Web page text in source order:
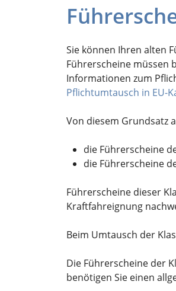
Sie können Ihren alten
Führerscheine müssen
Informationen zum
Pflichtumtausch in EU-
Von diesem Grundsatz
die Führerscheine
die Führerscheine
Führerscheine dieser
Kraftfahreignung
Beim Umtausch der
Die Führerscheine der
benötigen Sie einen